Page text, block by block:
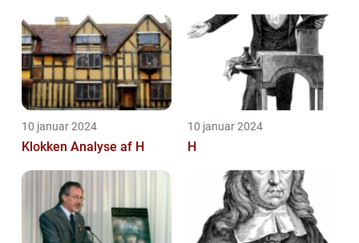
BETYDNINGEN FOR
KUNSTELSKERE OG
SAMLERE
10 januar 2024
Klokken Analyse af H
10 januar 2024
H